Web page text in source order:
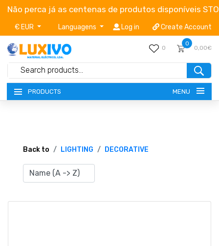
Não perca já as centenas de produtos disponíveis
€ EUR Languagens Log in Create Account
0
0
0,00€
PRODUCTS MENU
TERMS OF SERVICE
CATALOGUES
Back to LIGHTING DECORATIVE